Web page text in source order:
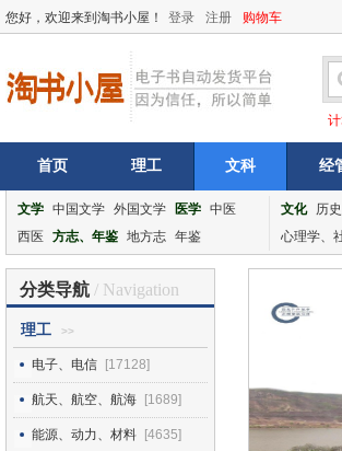
您好，欢迎来到淘书小屋！ 登录 注册 购物车
首页 理工 文科 经
文学 中国文学 外国文学 医学 中医
西医
方志、年鉴 地方志 年鉴
文化 历
心理学、
分类导航 / Navigation
理工 >>
电子、电信 [17128]
航天、航空、航海 [1689]
能源、动力、材料 [4635]